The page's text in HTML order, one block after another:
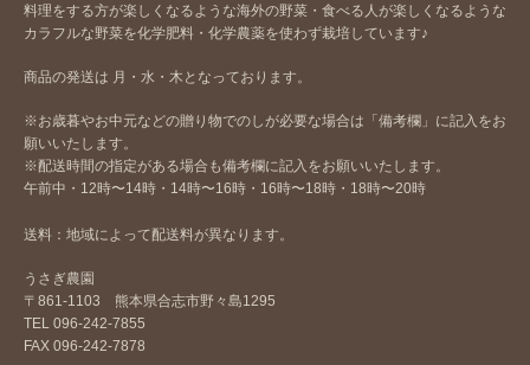
料理をする方が楽しくなるような海外の野菜・食べる人が楽しくなるような
カラフルな野菜を化学肥料・化学農薬を使わず栽培しています♪
商品の発送は 月・水・木となっております。
※お歳暮やお中元などの贈り物でのしが必要な場合は「備考欄」に記入をお
願いいたします。
※配送時間の指定がある場合も備考欄に記入をお願いいたします。
午前中・12時〜14時・14時〜16時・16時〜18時・18時〜20時
送料：地域によって配送料が異なります。
うさぎ農園
〒861-1103 熊本県合志市野々島1295
TEL 096-242-7855
FAX 096-242-7878